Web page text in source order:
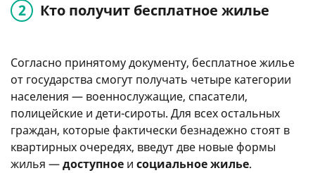
Кто получит бесплатное жилье
Согласно принятому документу, бесплатное жилье
от государства смогут получать четыре категории
населения — военнослужащие, спасатели,
полицейские и дети-сироты. Для всех остальных
граждан, которые фактически безнадежно стоят в
квартирных очередях, введут две новые формы
жилья —доступное и социальное жилье.